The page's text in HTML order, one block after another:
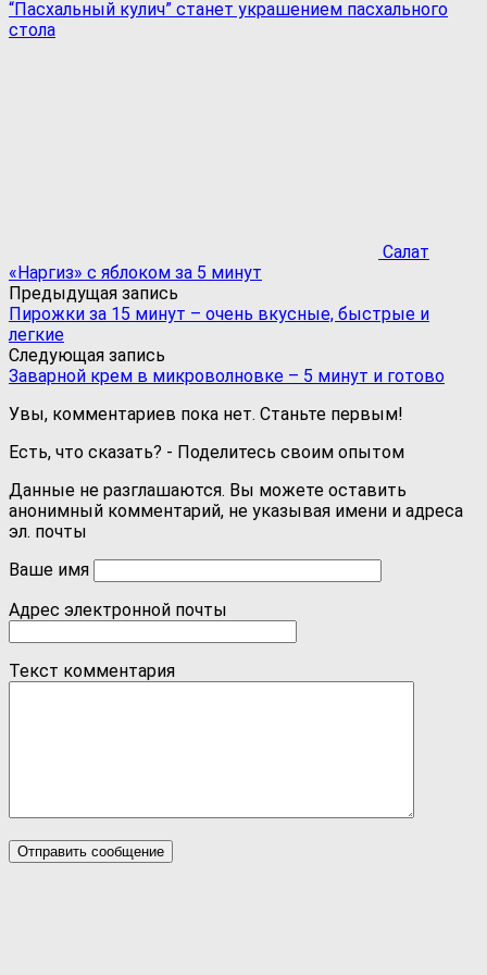
“Пасхальный кулич” станет украшением пасхального
стола
Салат
«Наргиз» с яблоком за 5 минут
Предыдущая запись
Пирожки за 15 минут – очень вкусные, быстрые и
легкие
Следующая запись
Заварной крем в микроволновке – 5 минут и готово
Увы, комментариев пока нет. Станьте первым!
Есть, что сказать? - Поделитесь своим опытом
Данные не разглашаются. Вы можете оставить
анонимный комментарий, не указывая имени и адреса
эл. почты
Ваше имя
Адрес электронной почты
Текст комментария